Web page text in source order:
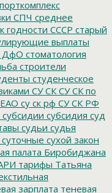
СПЧ среднее
годности СССР старый
выплаты
ДфО стоматология
строители
студенческое
СУ СК СУ СК по
су ск рф СУ СК РФ
субсидии субсидия суд
судьи судья
суточные сухой закон
палата Биробиджана
тарифы Татьяна
зарплата теневая